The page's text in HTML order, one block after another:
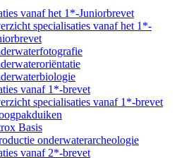
vanaf het 1*-Juniorbrevet
specialisaties vanaf het 1*-
vanaf 1*-brevet
specialisaties vanaf 1*-brevet
Basis
onderwaterarcheologie
vanaf 2*-brevet